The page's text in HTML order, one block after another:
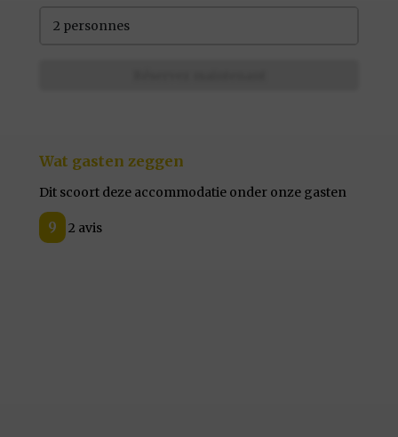
2 personnes
Wat gasten zeggen
Dit scoort deze accommodatie onder onze gasten
9 2 avis